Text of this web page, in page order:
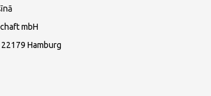
mbH
Hamburg